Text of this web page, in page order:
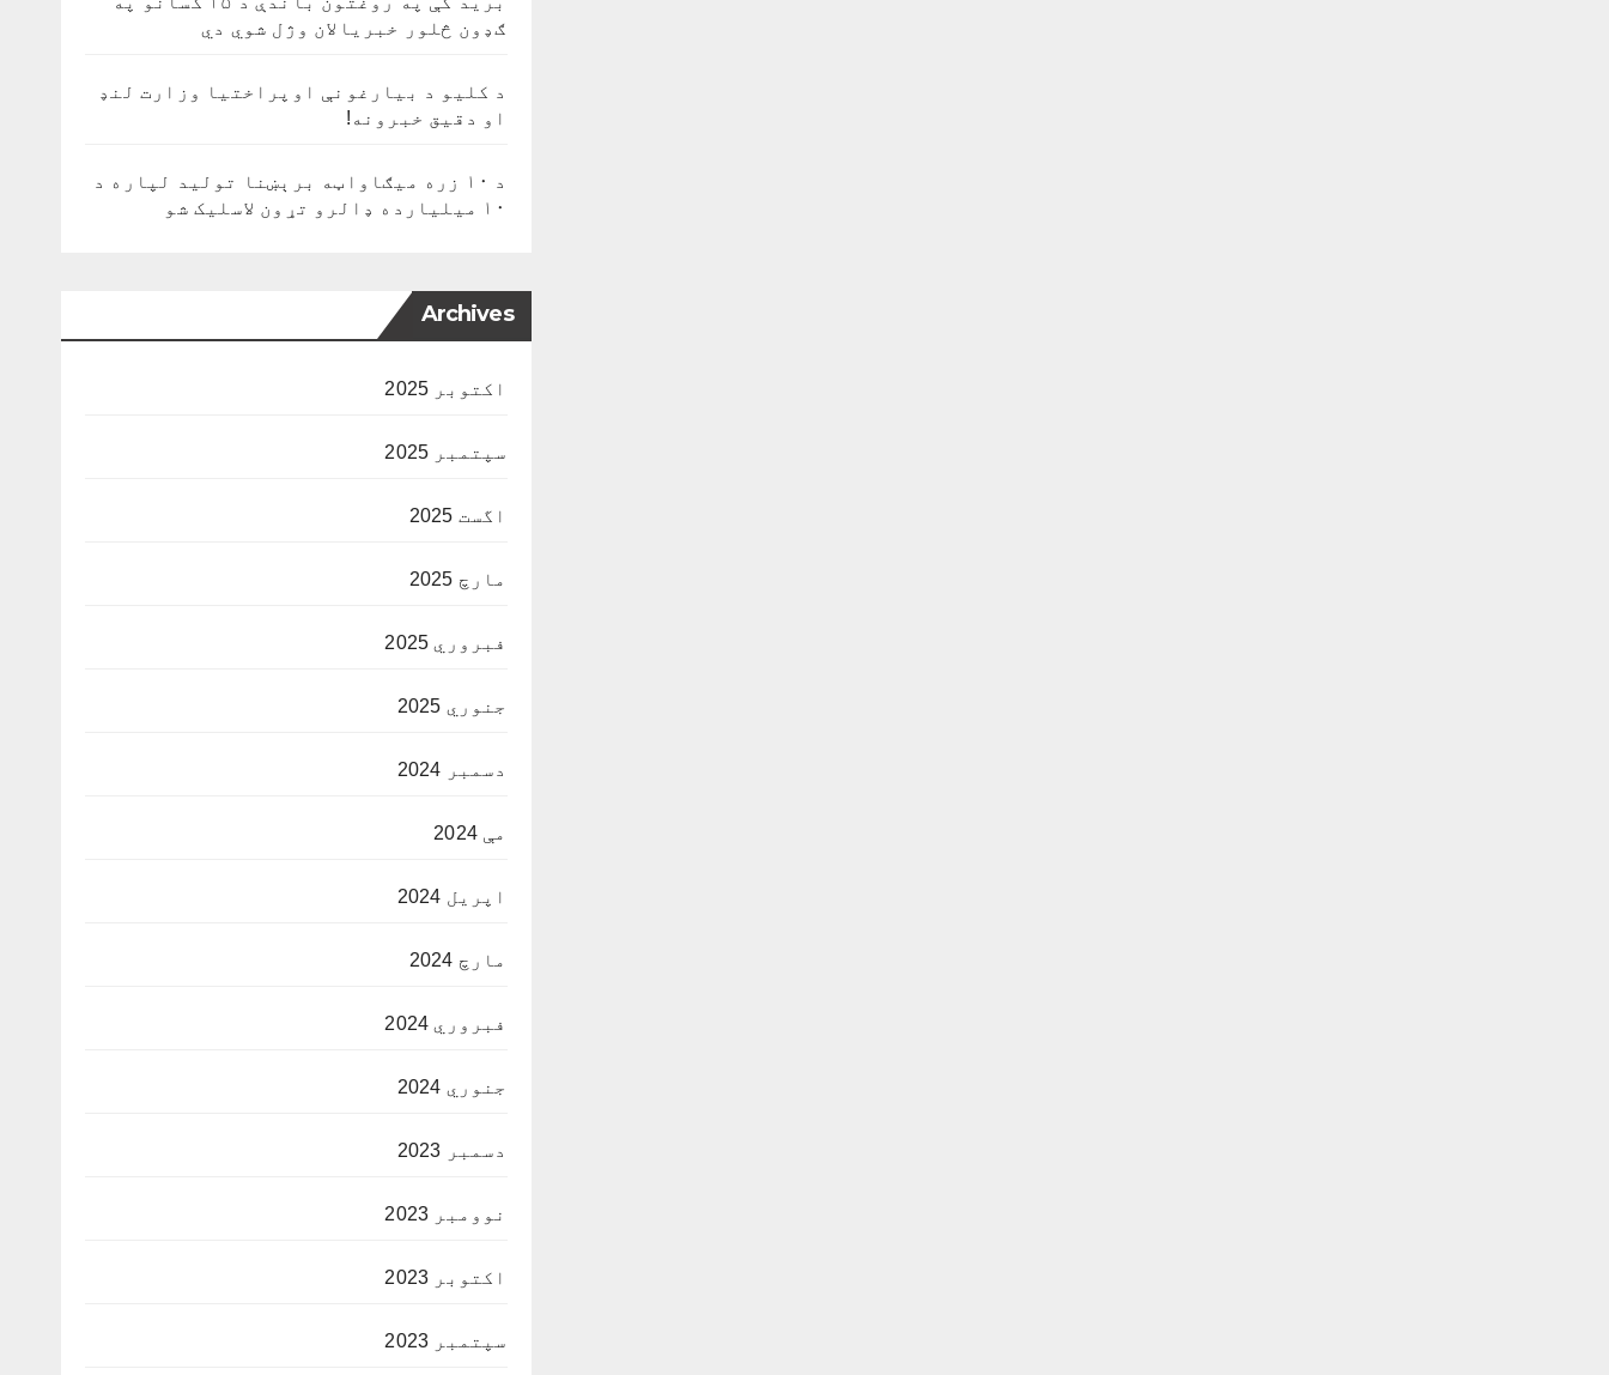
ګډون څلور خبریالان وژل شوي دي
د کلیو د بیارغونې اوپراختیا وزارت لنډ
او دقیق خبرونه!
د ۱۰ زره میګاواټه برېښنا تولید لپاره د
۱۰ میلیارده ډالرو تړون لاسلیک شو
Archives
اکتوبر 2025
سپتمبر 2025
اگست 2025
مارچ 2025
فبروري 2025
جنوري 2025
دسمبر 2024
مې 2024
اپریل 2024
مارچ 2024
فبروري 2024
جنوري 2024
دسمبر 2023
نوومبر 2023
اکتوبر 2023
سپتمبر 2023